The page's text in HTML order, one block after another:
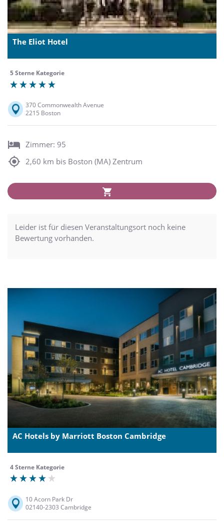
The Eliot Hotel
5 Sterne Kategorie
370 Commonwealth Avenue
2215 Boston
Zimmer: 95
2,60 km bis Boston (MA) Zentrum
Leider ist für diesen Veranstaltungsort noch keine
Bewertung vorhanden.
AC Hotels by Marriott Boston Cambridge
4 Sterne Kategorie
10 Acorn Park Dr
02140-2303 Cambridge